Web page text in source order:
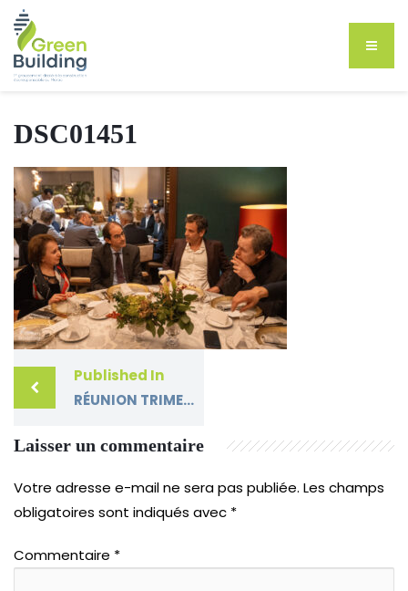
DSC01451
Published In
RÉUNION TRIMESTRIELLE (FÉVRIER 2025) DU GROUPEMENT GREEN BUILDING
Laisser un commentaire
Votre adresse e-mail ne sera pas publiée. Les champs
obligatoires sont indiqués avec *
Commentaire *